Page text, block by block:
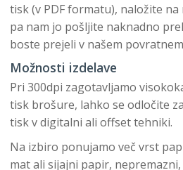
tisk (v PDF formatu), naložite
pa nam jo pošljite naknadno
boste prejeli v našem
Možnosti izdelave
Pri 300dpi zagotavljamo
tisk brošure, lahko se odločite
tisk v digitalni ali offset tehniki.
Na izbiro ponujamo več vrst
mat ali sijajni papir,